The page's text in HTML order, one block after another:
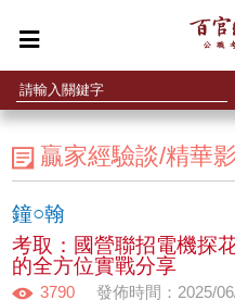
贏家經驗談/精華
鐘○翰
考取：國營聯招電機探
的全方位實戰分享
3790
發佈時間：2025/